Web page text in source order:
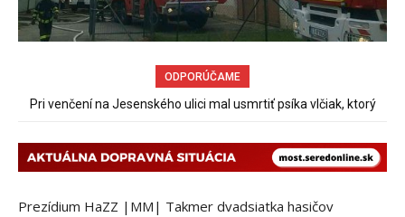
ODPORÚČAME
Pri venčení na Jesenského ulici mal usmrtiť psíka vlčiak, ktorý
Prezídium HaZZ |MM| Takmer dvadsiatka hasičov